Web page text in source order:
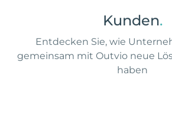
Kunden.
Entdecken Sie, wie
gemeinsam mit Outvio neue
haben